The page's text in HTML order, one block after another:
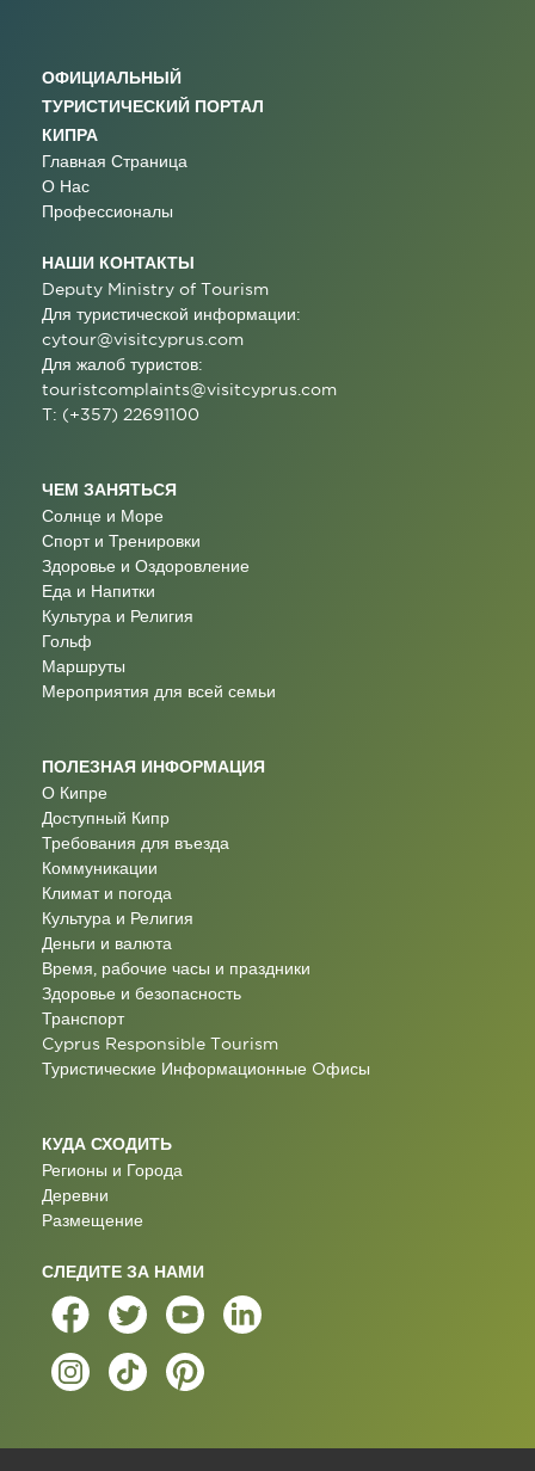
ОФИЦИАЛЬНЫЙ
ТУРИСТИЧЕСКИЙ ПОРТАЛ
КИПРА
Главная Страница
О Нас
Профессионалы
НАШИ КОНТАКТЫ
Deputy Ministry of Tourism
Для туристической информации:
cytour@visitcyprus.com
Для жалоб туристов:
touristcomplaints@visitcyprus.com
T: (+357) 22691100
ЧЕМ ЗАНЯТЬСЯ
Солнце и Море
Спорт и Тренировки
Здоровье и Оздоровление
Еда и Напитки
Культура и Религия
Гольф
Маршруты
Мероприятия для всей семьи
ПОЛЕЗНАЯ ИНФОРМАЦИЯ
О Кипре
Доступный Кипр
Требования для въезда
Коммуникации
Климат и погода
Культура и Религия
Деньги и валюта
Время, рабочие часы и праздники
Здоровье и безопасность
Транспорт
Cyprus Responsible Tourism
Туристические Информационные Oфисы
КУДА СХОДИТЬ
Регионы и Города
Деревни
Размещение
СЛЕДИТЕ ЗА НАМИ